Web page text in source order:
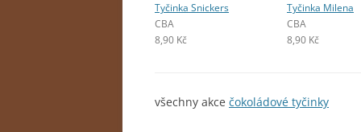
Tyčinka Snickers
CBA
8,90 Kč
Tyčinka Milena
CBA
8,90 Kč
všechny akce čokoládové tyčinky